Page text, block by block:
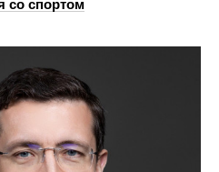
со спортом